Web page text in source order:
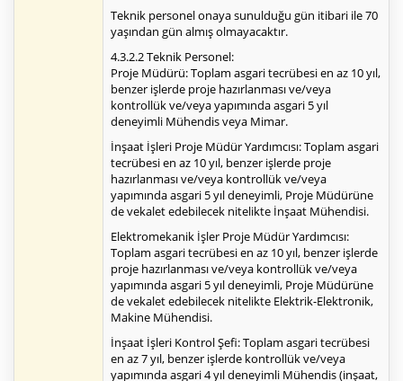
Teknik personel onaya sunulduğu gün itibari ile 70
yaşından gün almış olmayacaktır.
4.3.2.2 Teknik Personel:
Proje Müdürü: Toplam asgari tecrübesi en az 10 yıl,
benzer işlerde proje hazırlanması ve/veya
kontrollük ve/veya yapımında asgari 5 yıl
deneyimli Mühendis veya Mimar.
İnşaat İşleri Proje Müdür Yardımcısı: Toplam asgari
tecrübesi en az 10 yıl, benzer işlerde proje
hazırlanması ve/veya kontrollük ve/veya
yapımında asgari 5 yıl deneyimli, Proje Müdürüne
de vekalet edebilecek nitelikte İnşaat Mühendisi.
Elektromekanik İşler Proje Müdür Yardımcısı:
Toplam asgari tecrübesi en az 10 yıl, benzer işlerde
proje hazırlanması ve/veya kontrollük ve/veya
yapımında asgari 5 yıl deneyimli, Proje Müdürüne
de vekalet edebilecek nitelikte Elektrik-Elektronik,
Makine Mühendisi.
İnşaat İşleri Kontrol Şefi: Toplam asgari tecrübesi
en az 7 yıl, benzer işlerde kontrollük ve/veya
yapımında asgari 4 yıl deneyimli Mühendis (inşaat,